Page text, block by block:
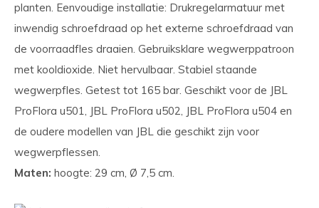
planten. Eenvoudige installatie: Drukregelarmatuur met
inwendig schroefdraad op het externe schroefdraad van
de voorraadfles draaien. Gebruiksklare wegwerppatroon
met kooldioxide. Niet hervulbaar. Stabiel staande
wegwerpfles. Getest tot 165 bar. Geschikt voor de JBL
ProFlora u501, JBL ProFlora u502, JBL ProFlora u504 en
de oudere modellen van JBL die geschikt zijn voor
wegwerpflessen.
Maten: hoogte: 29 cm, Ø 7,5 cm.